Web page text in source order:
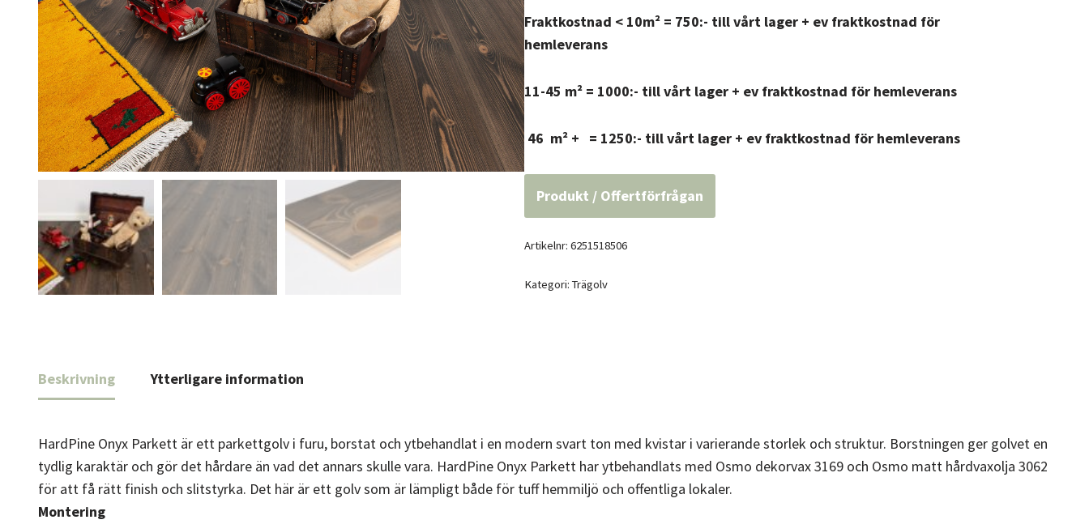
Fraktkostnad < 10m² = 750:- till vårt lager + ev fraktkostnad för
hemleverans
11-45 m² = 1000:- till vårt lager + ev fraktkostnad för hemleverans
46 m² + = 1250:- till vårt lager + ev fraktkostnad för hemleverans
Produkt / Offertförfrågan
Artikelnr: 6251518506
Kategori: Trägolv
Beskrivning Ytterligare information
HardPine Onyx Parkett är ett parkettgolv i furu, borstat och ytbehandlat i en modern svart ton med kvistar i varierande storlek och struktur. Borstningen ger golvet en
tydlig karaktär och gör det hårdare än vad det annars skulle vara. HardPine Onyx Parkett har ytbehandlats med Osmo dekorvax 3169 och Osmo matt hårdvaxolja 3062
för att få rätt finish och slitstyrka. Det här är ett golv som är lämpligt både för tuff hemmiljö och offentliga lokaler.
Montering